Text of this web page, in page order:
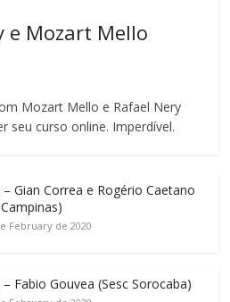
e Mozart Mello
Mozart Mello e Rafael Nery
seu curso online. Imperdível.
– Gian Correa e Rogério Caetano
February de 2020
Fabio Gouvea (Sesc Sorocaba)